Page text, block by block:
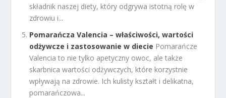
składnik naszej diety, który odgrywa istotną rolę w
zdrowiu i...
Pomarańcza Valencia – właściwości, wartości
odżywcze i zastosowanie w diecie Pomarańcze
Valencia to nie tylko apetyczny owoc, ale także
skarbnica wartości odżywczych, które korzystnie
wpływają na zdrowie. Ich kulisty kształt i delikatna,
pomarańczowa...